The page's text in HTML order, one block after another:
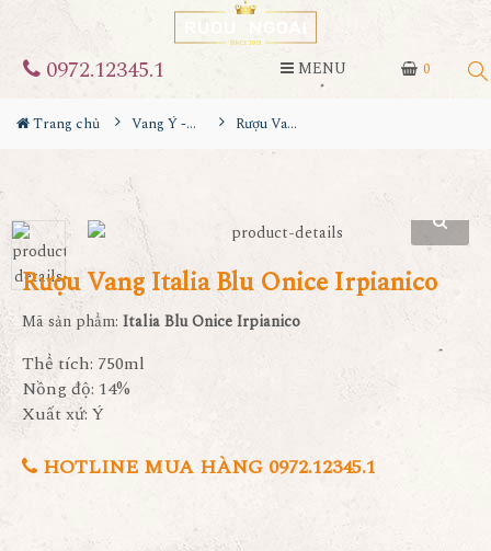
0
0972.12345.1 MENU
Trang chủ Vang Ý - Italia Rượu Vang Italia Blu Onice Irpianico
Rượu Vang Italia Blu Onice Irpianico
Mã sản phẩm: Italia Blu Onice Irpianico
Thể tích: 750ml
Nồng độ: 14%
Xuất xứ: Ý
HOTLINE MUA HÀNG 0972.12345.1